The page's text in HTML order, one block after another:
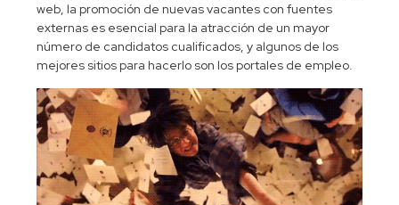
web, la promoción de nuevas vacantes con fuentes
externas es esencial para la atracción de un mayor
número de candidatos cualificados, y algunos de los
mejores sitios para hacerlo son los portales de empleo.